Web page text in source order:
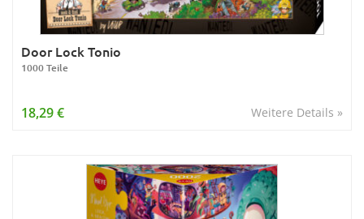
Door Lock Tonio
1000 Teile
Weitere Details »
18,29 €